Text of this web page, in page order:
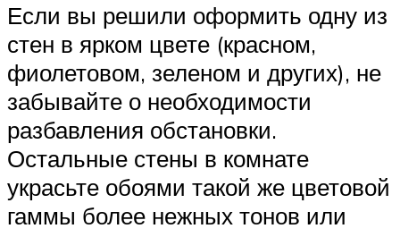
Если вы решили оформить одну из
стен в ярком цвете (красном,
фиолетовом, зеленом и других), не
забывайте о необходимости
разбавления обстановки.
Остальные стены в комнате
украсьте обоями такой же цветовой
гаммы более нежных тонов или